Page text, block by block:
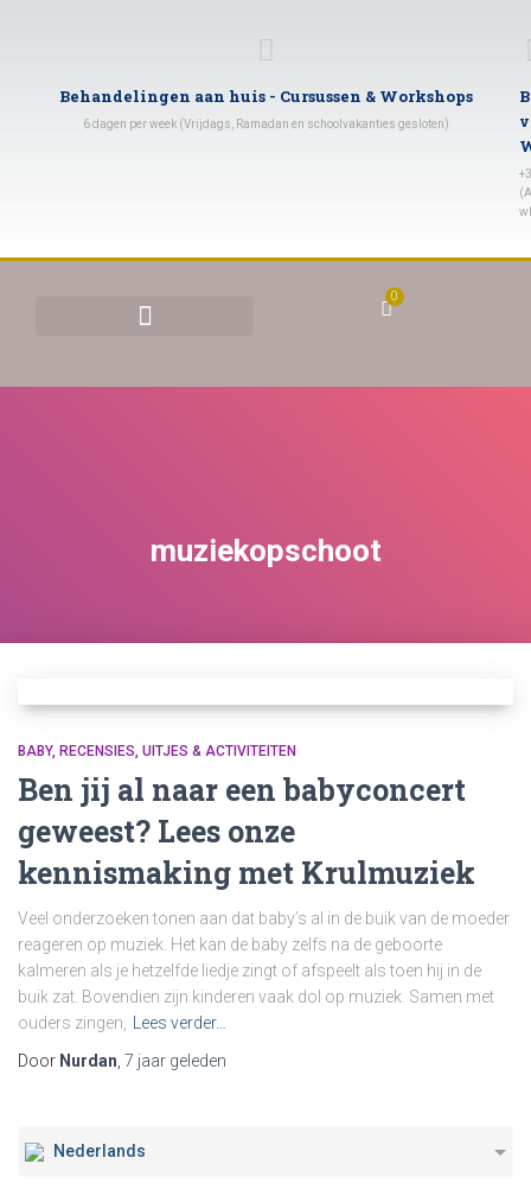
Behandelingen aan huis - Cursussen & Workshops
6 dagen per week (Vrijdags, Ramadan en schoolvakanties gesloten)
0
muziekopschoot
BABY RECENSIES UITJES & ACTIVITEITEN
Ben jij al naar een babyconcert
geweest? Lees onze
kennismaking met Krulmuziek
Veel onderzoeken tonen aan dat baby’s al in de buik van de moeder
reageren op muziek. Het kan de baby zelfs na de geboorte
kalmeren als je hetzelfde liedje zingt of afspeelt als toen hij in de
buik zat. Bovendien zijn kinderen vaak dol op muziek. Samen met
ouders zingen,
Lees verder…
Door Nurdan 7 jaar geleden
Nederlands